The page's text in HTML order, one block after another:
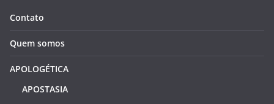
Contato
Quem somos
APOLOGÉTICA
APOSTASIA